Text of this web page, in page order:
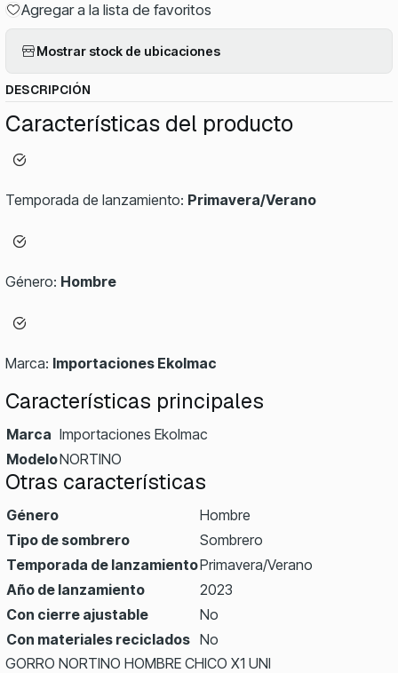
Agregar a la lista de favoritos
Mostrar stock de ubicaciones
DESCRIPCIÓN
Características del producto
Temporada de lanzamiento: Primavera/Verano
Género: Hombre
Marca: Importaciones Ekolmac
Características principales
Marca Importaciones Ekolmac
ModeloNORTINO
Otras características
Género
Hombre
Tipo de sombrero
Sombrero
Temporada de lanzamientoPrimavera/Verano
Año de lanzamiento
2023
Con cierre ajustable
No
Con materiales reciclados No
GORRO NORTINO HOMBRE CHICO X1 UNI